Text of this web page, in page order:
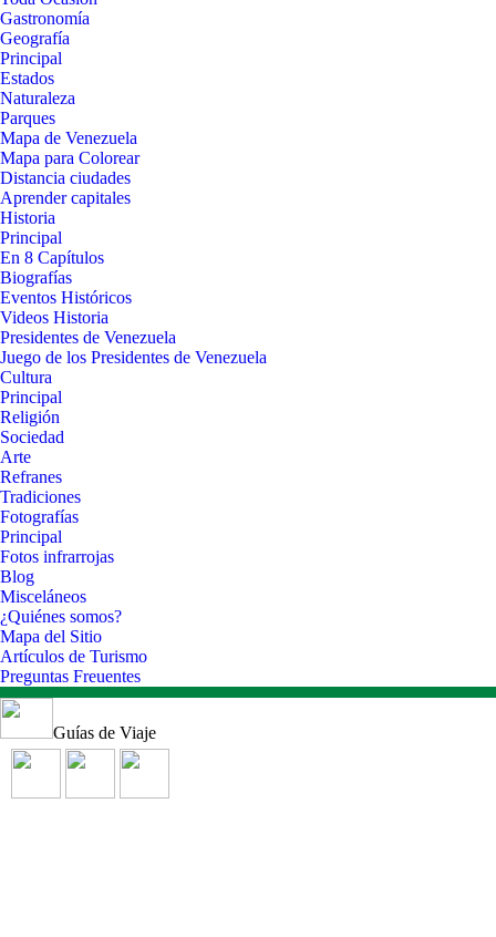
Gastronomía
Geografía
Principal
Estados
Naturaleza
Parques
Mapa de Venezuela
Mapa para Colorear
Distancia ciudades
Aprender capitales
Historia
Principal
En 8 Capítulos
Biografías
Eventos Históricos
Videos Historia
Presidentes de Venezuela
Juego de los Presidentes de Venezuela
Cultura
Principal
Religión
Sociedad
Arte
Refranes
Tradiciones
Fotografías
Principal
Fotos infrarrojas
Blog
Misceláneos
¿Quiénes somos?
Mapa del Sitio
Artículos de Turismo
Preguntas Freuentes
Guías de Viaje